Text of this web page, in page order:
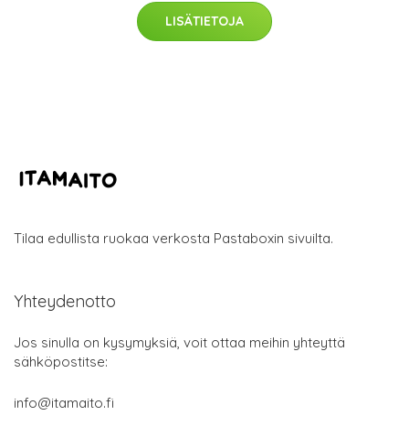
LISÄTIETOJA
Tilaa edullista ruokaa verkosta Pastaboxin sivuilta.
Yhteydenotto
Jos sinulla on kysymyksiä, voit ottaa meihin yhteyttä
sähköpostitse:
info@itamaito.fi